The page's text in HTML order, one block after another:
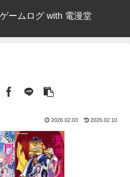
ームログ with 電漫堂
2026.02.03 2026.02.10